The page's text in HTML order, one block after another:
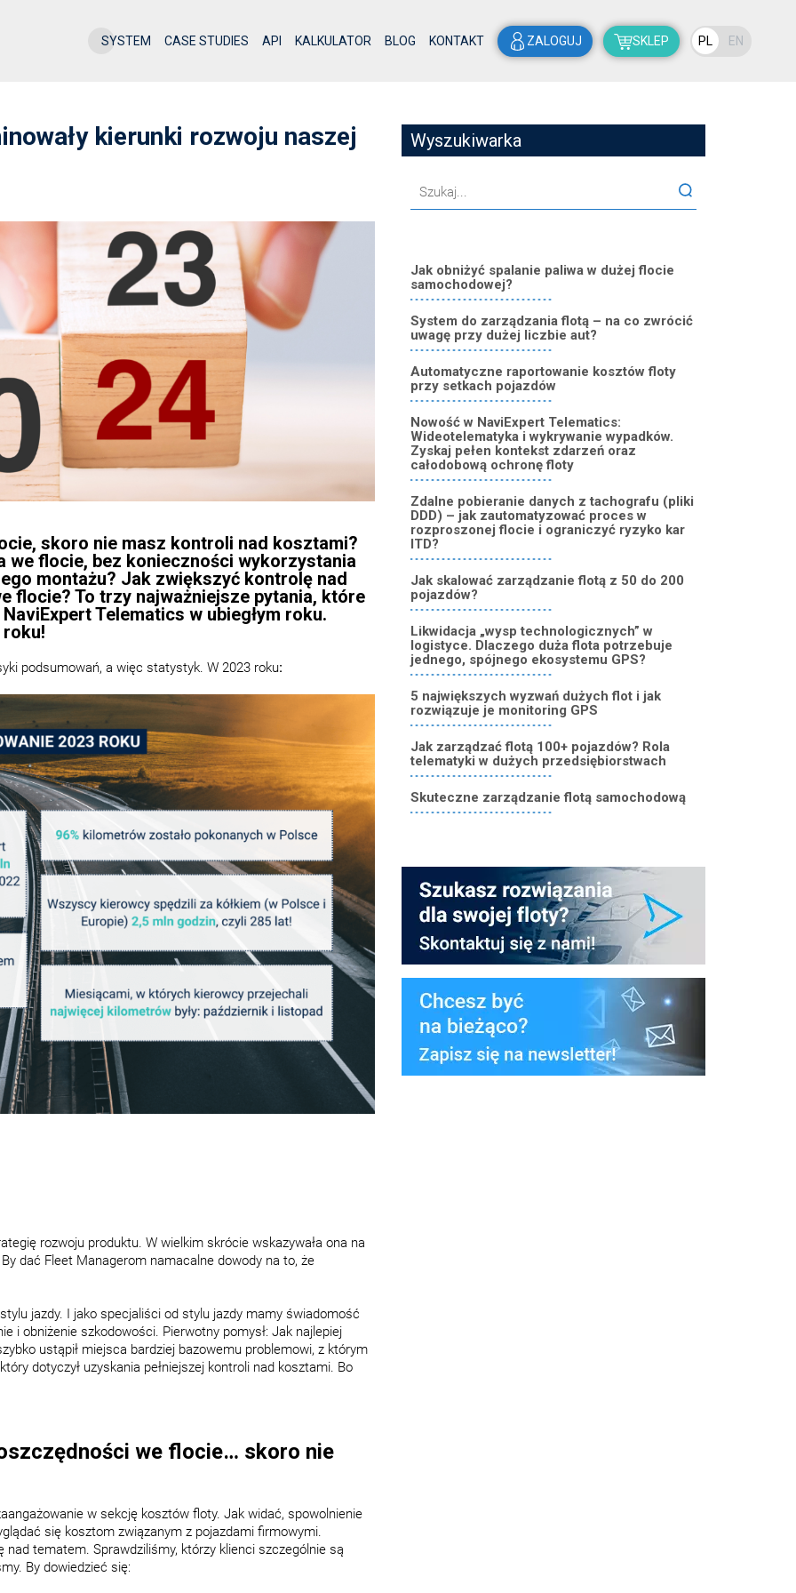
SYSTEM CASE STUDIES API KALKULATOR BLOG KONTAKT ZALOGUJ SKLEP PL EN
kierunki rozwoju naszej
skoro nie masz kontroli nad kosztami?
flocie, bez konieczności wykorzystania
montażu? Jak zwiększyć kontrolę nad
flocie? To trzy najważniejsze pytania, które
Telematics w ubiegłym roku.
podsumowań, a więc statystyk. W 2023 roku:
rozwoju produktu. W wielkim skrócie wskazywała ona na
dać Fleet Managerom namacalne dowody na to, że
jazdy. I jako specjaliści od stylu jazdy mamy świadomość
i obniżenie szkodowości. Pierwotny pomysł: Jak najlepiej
ustąpił miejsca bardziej bazowemu problemowi, z którym
dotyczył uzyskania pełniejszej kontroli nad kosztami. Bo
we flocie… skoro nie
w sekcję kosztów floty. Jak widać, spowolnienie
się kosztom związanym z pojazdami firmowymi.
tematem. Sprawdziliśmy, którzy klienci szczególnie są
By dowiedzieć się:
Wyszukiwarka
Jak obniżyć spalanie paliwa w dużej flocie
samochodowej?
System do zarządzania flotą – na co zwrócić
uwagę przy dużej liczbie aut?
Automatyczne raportowanie kosztów floty
przy setkach pojazdów
Nowość w NaviExpert Telematics:
Wideotelematyka i wykrywanie wypadków.
Zyskaj pełen kontekst zdarzeń oraz
całodobową ochronę floty
Zdalne pobieranie danych z tachografu (pliki
DDD) – jak zautomatyzować proces w
rozproszonej flocie i ograniczyć ryzyko kar
ITD?
Jak skalować zarządzanie flotą z 50 do 200
pojazdów?
Likwidacja „wysp technologicznych” w
logistyce. Dlaczego duża flota potrzebuje
jednego, spójnego ekosystemu GPS?
5 największych wyzwań dużych flot i jak
rozwiązuje je monitoring GPS
Jak zarządzać flotą 100+ pojazdów? Rola
telematyki w dużych przedsiębiorstwach
Skuteczne zarządzanie flotą samochodową